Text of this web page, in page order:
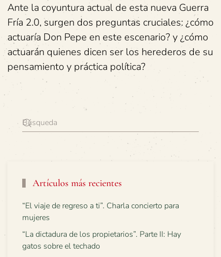
Ante la coyuntura actual de esta nueva Guerra
Fría 2.0, surgen dos preguntas cruciales: ¿cómo
actuaría Don Pepe en este escenario? y ¿cómo
actuarán quienes dicen ser los herederos de su
pensamiento y práctica política?
Artículos más recientes
“El viaje de regreso a ti”. Charla concierto para
mujeres
“La dictadura de los propietarios”. Parte II: Hay
gatos sobre el techado